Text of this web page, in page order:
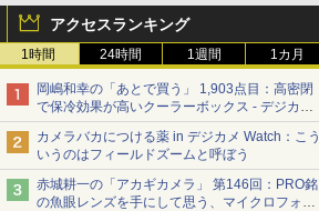
アクセスランキング
1時間 24時間 1週間 1カ月
岡嶋和幸の「あとで買う」 1,903点目：高密閉
で保冷効果が高いクーラーボックス - デジカメ
Watch
カメラバカにつける薬 in デジカメ Watch：こう
いうのはフィールドズームと呼ぼう
赤城耕一の「アカギカメラ」 第146回：PRO銘
の魚眼レンズを手にして思う、マイクロフォー